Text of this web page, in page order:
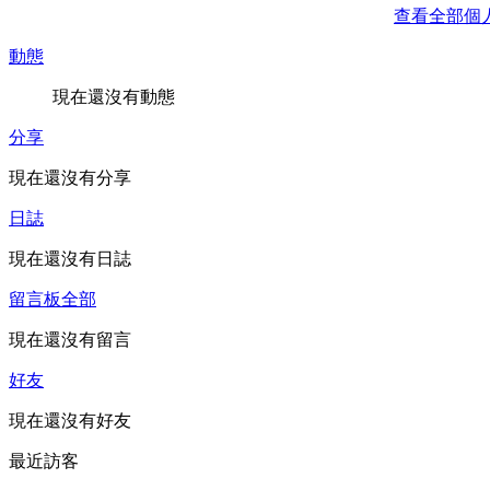
查看全部個
動態
現在還沒有動態
分享
現在還沒有分享
日誌
現在還沒有日誌
留言板全部
現在還沒有留言
好友
現在還沒有好友
最近訪客